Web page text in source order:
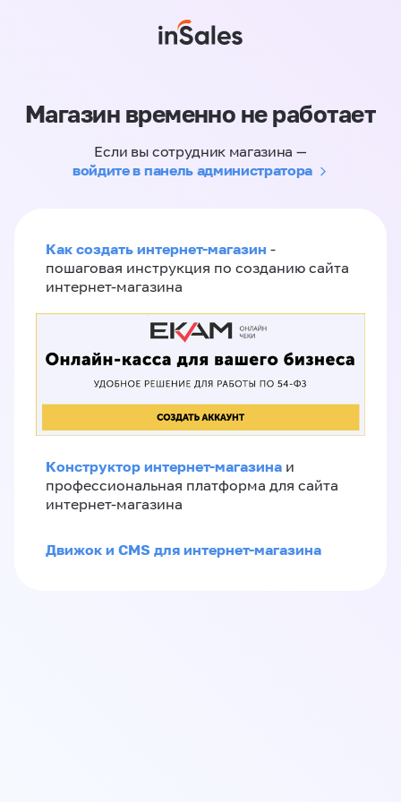
Магазин временно не работает
Если вы сотрудник магазина —
войдите в панель администратора
Как создать интернет-магазин -
пошаговая инструкция по созданию сайта
интернет-магазина
Конструктор интернет-магазина и
профессиональная платформа для сайта
интернет-магазина
Движок и CMS для интернет-магазина